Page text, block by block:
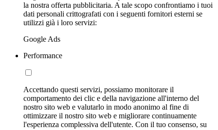
la nostra offerta pubblicitaria. A tale scopo confrontiamo i tuoi
dati personali crittografati con i seguenti fornitori esterni se
utilizzi già i loro servizi:
Google Ads
Performance
Accettando questi servizi, possiamo monitorare il
comportamento dei clic e della navigazione all'interno del
nostro sito web e valutarlo in modo anonimo al fine di
ottimizzare il nostro sito web e migliorare continuamente
l'esperienza complessiva dell'utente. Con il tuo consenso, su